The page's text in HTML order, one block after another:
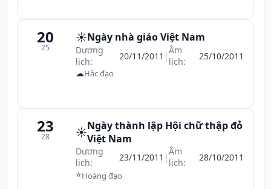
20
25
☀️Ngày nhà giáo Việt Nam
Dương
lịch:
20/11/2011 |Âm
lịch:
25/10/2011
☁Hắc đạo
23
28 ☀️Ngày thành lập Hội chữ thập đỏ
Việt Nam
Dương
lịch:
23/11/2011 |Âm
lịch:
28/10/2011
⭐Hoàng đạo